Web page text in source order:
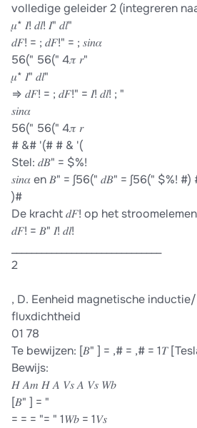
volledige geleider 2 (integreren
𝜇* 𝐼! 𝑑𝑙! 𝐼" 𝑑𝑙"
𝑑𝐹! = ; 𝑑𝐹!" = ; 𝑠𝑖𝑛𝛼
56(" 56(" 4𝜋 𝑟"
𝜇* 𝐼" 𝑑𝑙"
⇒ 𝑑𝐹! = ; 𝑑𝐹!" = 𝐼! 𝑑𝑙! ; "
𝑠𝑖𝑛𝛼
56(" 56(" 4𝜋 𝑟
# &# '(# # & '(
Stel: 𝑑𝐵" = $%!
𝑠𝑖𝑛𝛼 en 𝐵" = ∫56(" 𝑑𝐵" = ∫56(" $%! #)
)#
De kracht 𝑑𝐹! op het
𝑑𝐹! = 𝐵" 𝐼! 𝑑𝑙!
2
, D. Eenheid magnetische
fluxdichtheid
01 78
Te bewijzen: [𝐵" ] = ,# = ,# = 1𝑇
Bewijs:
𝐻 𝐴𝑚 𝐻 𝐴 𝑉𝑠 𝐴 𝑉𝑠 𝑊𝑏
[𝐵" ] = "
= = = "= " 1𝑊𝑏 = 1𝑉𝑠